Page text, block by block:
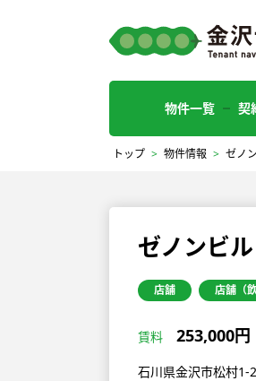
物件一覧 契
トップ > 物件情報 > ゼノ
ゼノンビ
店舗 店舗（
賃料 253,000円
石川県金沢市松村1-